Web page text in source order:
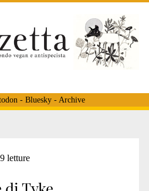
- Bluesky- Archive
letture